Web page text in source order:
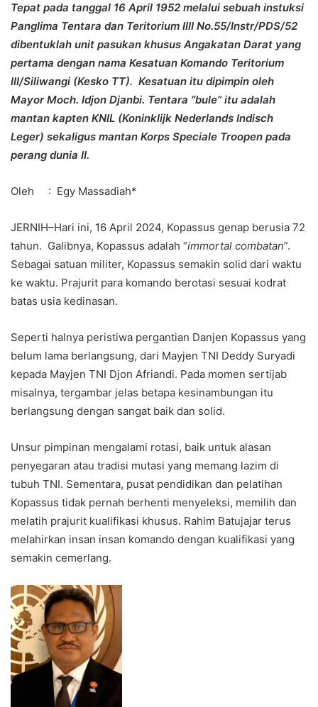
Tepat pada tanggal 16 April 1952 melalui sebuah instuksi
Panglima Tentara dan Teritorium IIII No.55/Instr/PDS/52
dibentuklah unit pasukan khusus Angakatan Darat yang
pertama dengan nama Kesatuan Komando Teritorium
III/Siliwangi (Kesko TT). Kesatuan itu dipimpin oleh
Mayor Moch. Idjon Djanbi. Tentara “bule” itu adalah
mantan kapten KNIL (Koninklijk Nederlands Indisch
Leger) sekaligus mantan Korps Speciale Troopen pada
perang dunia II.
Oleh : Egy Massadiah*
JERNIH–Hari ini, 16 April 2024, Kopassus genap berusia 72
tahun. Galibnya, Kopassus adalah “immortal combatan”.
Sebagai satuan militer, Kopassus semakin solid dari waktu
ke waktu. Prajurit para komando berotasi sesuai kodrat
batas usia kedinasan.
Seperti halnya peristiwa pergantian Danjen Kopassus yang
belum lama berlangsung, dari Mayjen TNI Deddy Suryadi
kepada Mayjen TNI Djon Afriandi. Pada momen sertijab
misalnya, tergambar jelas betapa kesinambungan itu
berlangsung dengan sangat baik dan solid.
Unsur pimpinan mengalami rotasi, baik untuk alasan
penyegaran atau tradisi mutasi yang memang lazim di
tubuh TNI. Sementara, pusat pendidikan dan pelatihan
Kopassus tidak pernah berhenti menyeleksi, memilih dan
melatih prajurit kualifikasi khusus. Rahim Batujajar terus
melahirkan insan insan komando dengan kualifikasi yang
semakin cemerlang.